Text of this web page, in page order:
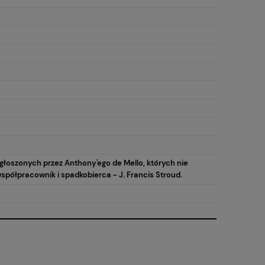
przez Anthony'ego de Mello, których nie
i spadkobierca - J. Francis Stroud.